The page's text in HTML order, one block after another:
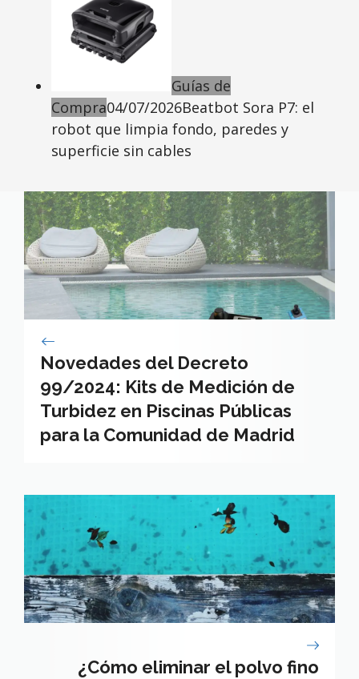
Guías de
Compra04/07/2026Beatbot Sora P7: el
robot que limpia fondo, paredes y
superficie sin cables
Novedades del Decreto
99/2024: Kits de Medición de
Turbidez en Piscinas Públicas
para la Comunidad de Madrid
¿Cómo eliminar el polvo fino